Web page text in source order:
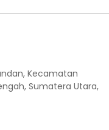
Kecamatan
Sumatera Utara,